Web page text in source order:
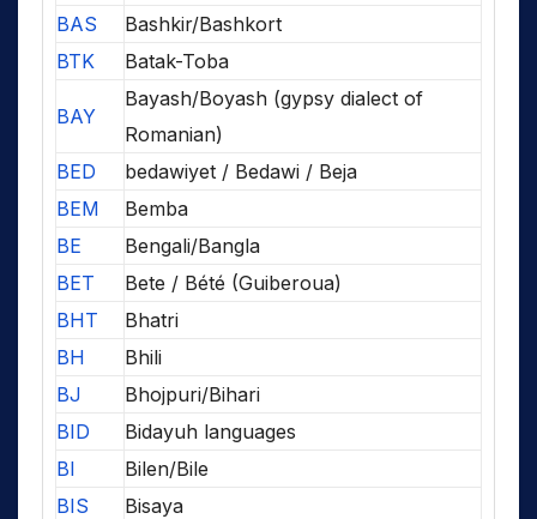
BAS
Bashkir/Bashkort
BTK
Batak-Toba
BAY
Bayash/Boyash (gypsy dialect of
Romanian)
BED
bedawiyet / Bedawi / Beja
BEM
Bemba
BE
Bengali/Bangla
BET
Bete / Bété (Guiberoua)
BHT
Bhatri
BH
Bhili
BJ
Bhojpuri/Bihari
BID
Bidayuh languages
BI
Bilen/Bile
BIS
Bisaya